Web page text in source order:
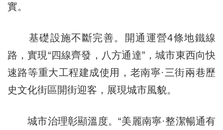
實。
基礎設施不斷完善。開通運營4條地鐵線
路，實現“四線齊發，八方通達”，城市東西向快
速路等重大工程建成使用，老南寧·三街兩巷歷
史文化街區開街迎客，展現城市風貌。
城市治理彰顯溫度。“美麗南寧·整潔暢通有